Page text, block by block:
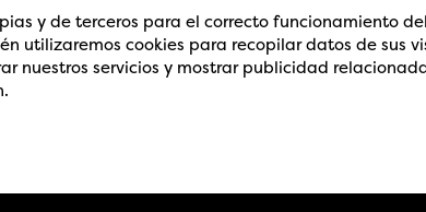
y de terceros para el correcto funcionamiento
utilizaremos cookies para recopilar datos de sus
nuestros servicios y mostrar publicidad